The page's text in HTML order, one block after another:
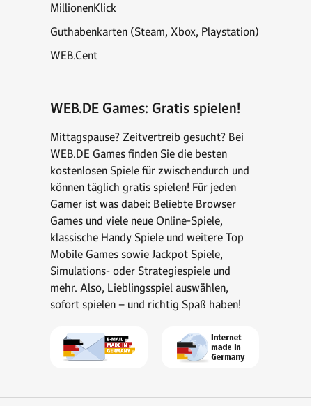
MillionenKlick
Guthabenkarten (Steam, Xbox, Playstation)
WEB.Cent
WEB.DE Games: Gratis spielen!
Mittagspause? Zeitvertreib gesucht? Bei
WEB.DE Games finden Sie die besten
kostenlosen Spiele für zwischendurch und
können täglich gratis spielen! Für jeden
Gamer ist was dabei: Beliebte Browser
Games und viele neue Online-Spiele,
klassische Handy Spiele und weitere Top
Mobile Games sowie Jackpot Spiele,
Simulations- oder Strategiespiele und
mehr. Also, Lieblingsspiel auswählen,
sofort spielen – und richtig Spaß haben!